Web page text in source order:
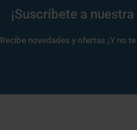
¡Suscríbete a
Recibe novedades y ofertas ¡Y no